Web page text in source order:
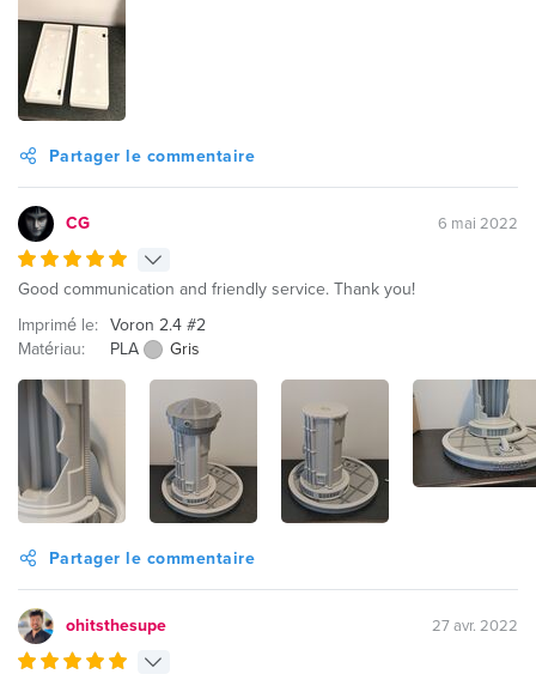
Partager le commentaire
CG 6 mai 2022
Good communication and friendly service. Thank you!
Imprimé le: Voron 2.4 #2
Matériau:
PLA Gris
Partager le commentaire
ohitsthesupe 27 avr. 2022